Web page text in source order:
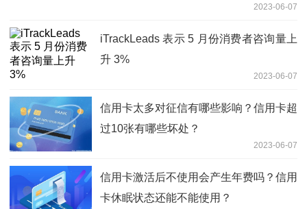
2023-06-07
iTrackLeads 表示 5 月份消费者咨询量上
升 3%
2023-06-07
信用卡太多对征信有哪些影响？信用卡超
过10张有哪些坏处？
2023-06-07
信用卡激活后不使用会产生年费吗？信用
卡休眠状态还能不能使用？